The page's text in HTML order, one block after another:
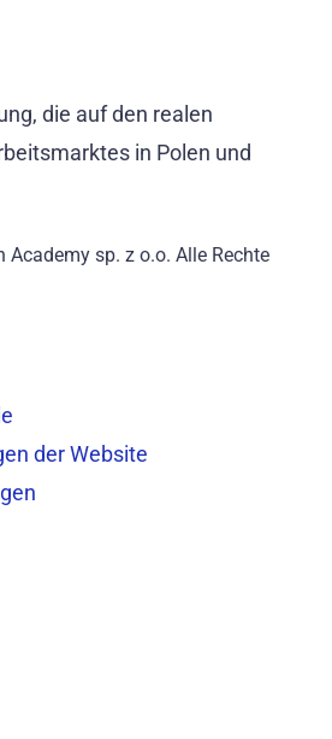
die auf den realen
in Polen und
sp. z o.o. Alle Rechte
der Website